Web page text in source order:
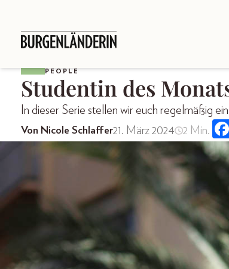
PEOPLE
Studentin des
In dieser Serie stellen wir euch regelmäßig
Von Nicole Schlaffer21. März 2024 2 Min.